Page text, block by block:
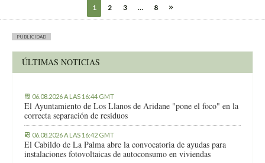
1 2 3 … 8
PUBLICIDAD
ÚLTIMAS NOTICIAS
06.08.2026 A LAS 16:44 GMT
El Ayuntamiento de Los Llanos de Aridane "pone el foco" en la
correcta separación de residuos
06.08.2026 A LAS 16:42 GMT
El Cabildo de La Palma abre la convocatoria de ayudas para
instalaciones fotovoltaicas de autoconsumo en viviendas